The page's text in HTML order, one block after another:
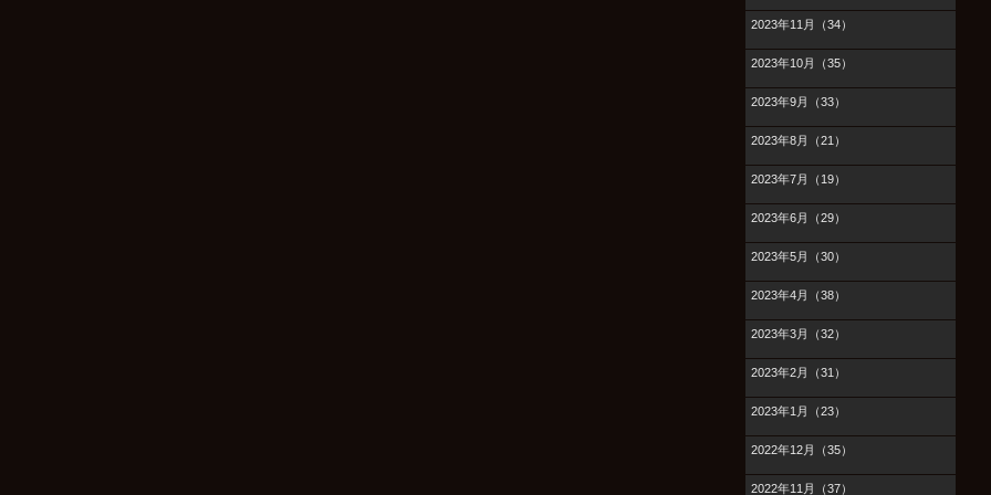
2023年11月（34）
2023年10月（35）
2023年9月（33）
2023年8月（21）
2023年7月（19）
2023年6月（29）
2023年5月（30）
2023年4月（38）
2023年3月（32）
2023年2月（31）
2023年1月（23）
2022年12月（35）
2022年11月（37）